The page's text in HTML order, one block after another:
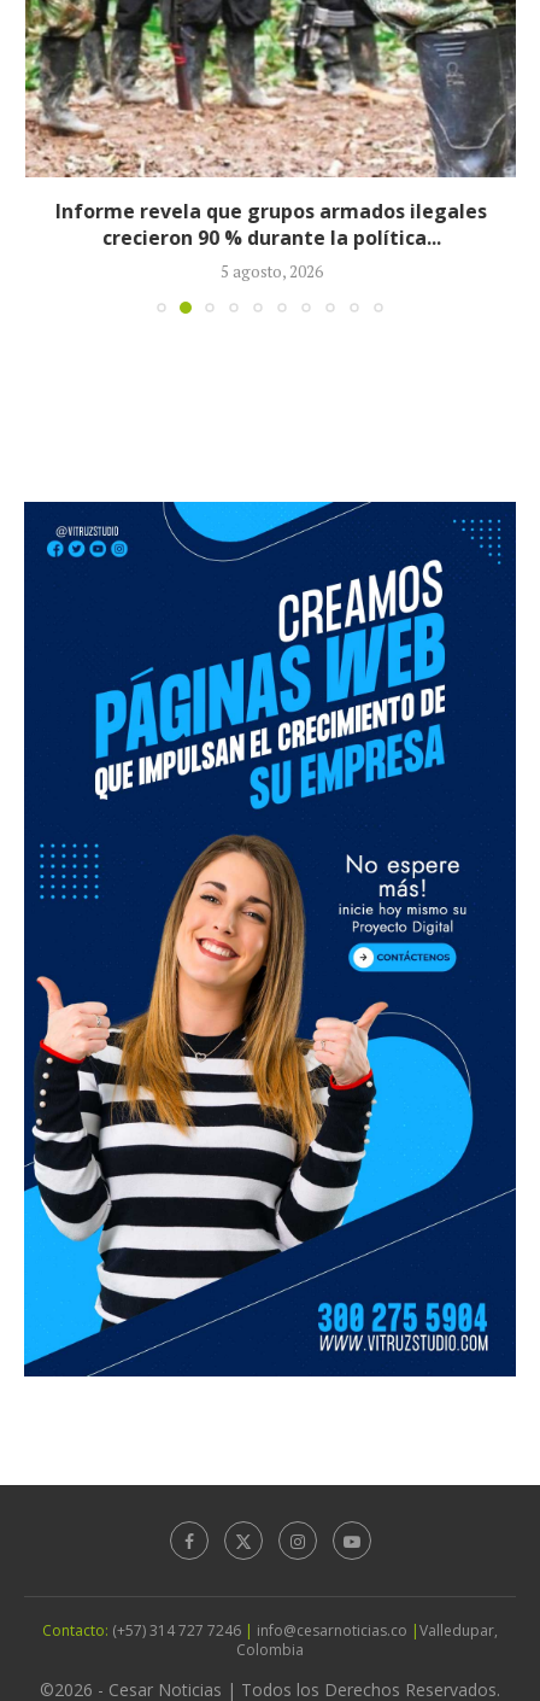
Informe revela que grupos armados ilegales
crecieron 90 % durante la política...
5 agosto, 2026
Contacto: (+57) 314 727 7246 | info@cesarnoticias.co |Valledupar,
Colombia
©2026 - Cesar Noticias | Todos los Derechos Reservados.